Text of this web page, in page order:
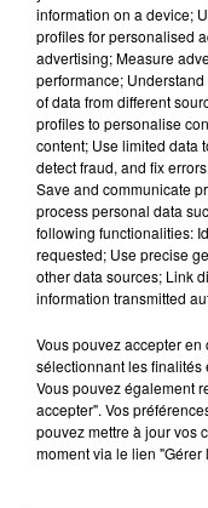
UNE FIERTÉ
AUDEMER
Les deux lignes
information on a device;
profiles for personalised
advertising; Measure
performance;
of data from different
profiles to personalise
content; Use limited data
detect fraud, and fix
Save and communicate
process personal data
following functionalities:
requested; Use precise
other data sources; Link
information transmitted
Vous pouvez accepter en
sélectionnant les finalités
Vous pouvez également
accepter". Vos
pouvez mettre à jour vos
moment via le lien